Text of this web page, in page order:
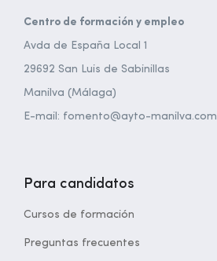
Centro de formación y empleo
Avda de España Local 1
29692 San Luis de Sabinillas
Manilva (Málaga)
E-mail: fomento@ayto-manilva.com
Para candidatos
Cursos de formación
Preguntas frecuentes